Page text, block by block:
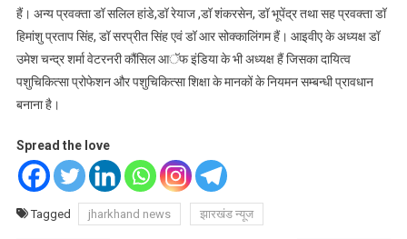
हैं। अन्य प्रवक्ता डॉ सलिल हांडे,डॉ रेयाज ,डॉ शंकरसेन, डॉ भूपेंद्र तथा सह प्रवक्ता डॉ
हिमांशु प्रताप सिंह, डॉ सरप्रीत सिंह एवं डॉ आर सोक्कालिंगम हैं। आइवीए के अध्यक्ष डॉ
उमेश चन्द्र शर्मा वेटरनरी कौंसिल आॅफ इंडिया के भी अध्यक्ष हैं जिसका दायित्व
पशुचिकित्सा प्रोफेशन और पशुचिकित्सा शिक्षा के मानकों के नियमन सम्बन्धी प्रावधान
बनाना है।
Spread the love
Tagged jharkhand news झारखंड न्यूज